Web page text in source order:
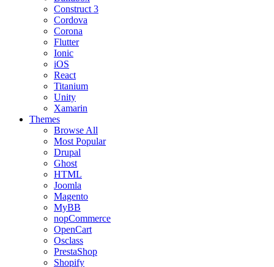
Construct 3
Cordova
Corona
Flutter
Ionic
iOS
React
Titanium
Unity
Xamarin
Themes
Browse All
Most Popular
Drupal
Ghost
HTML
Joomla
Magento
MyBB
nopCommerce
OpenCart
Osclass
PrestaShop
Shopify